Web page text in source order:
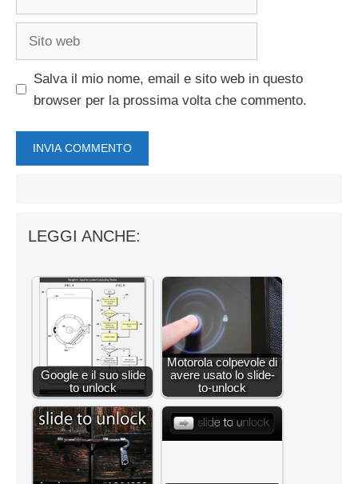
Sito
Salva il mio nome, email e sito web in questo
browser per la prossima volta che commento.
LEGGI ANCHE:
Google e il suo slide
to unlock
Motorola colpevole di
avere usato lo slide-
to-unlock